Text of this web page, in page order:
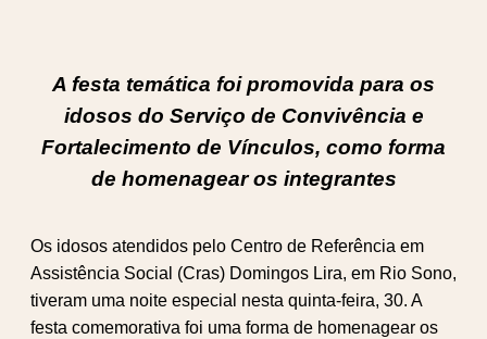
A festa temática foi promovida para os
idosos do Serviço de Convivência e
Fortalecimento de Vínculos, como forma
de homenagear os integrantes
Os idosos atendidos pelo Centro de Referência em
Assistência Social (Cras) Domingos Lira, em Rio Sono,
tiveram uma noite especial nesta quinta-feira, 30. A
festa comemorativa foi uma forma de homenagear os